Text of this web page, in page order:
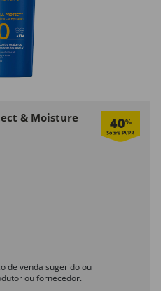
& Moisture
40%
de venda sugerido ou
ou fornecedor.